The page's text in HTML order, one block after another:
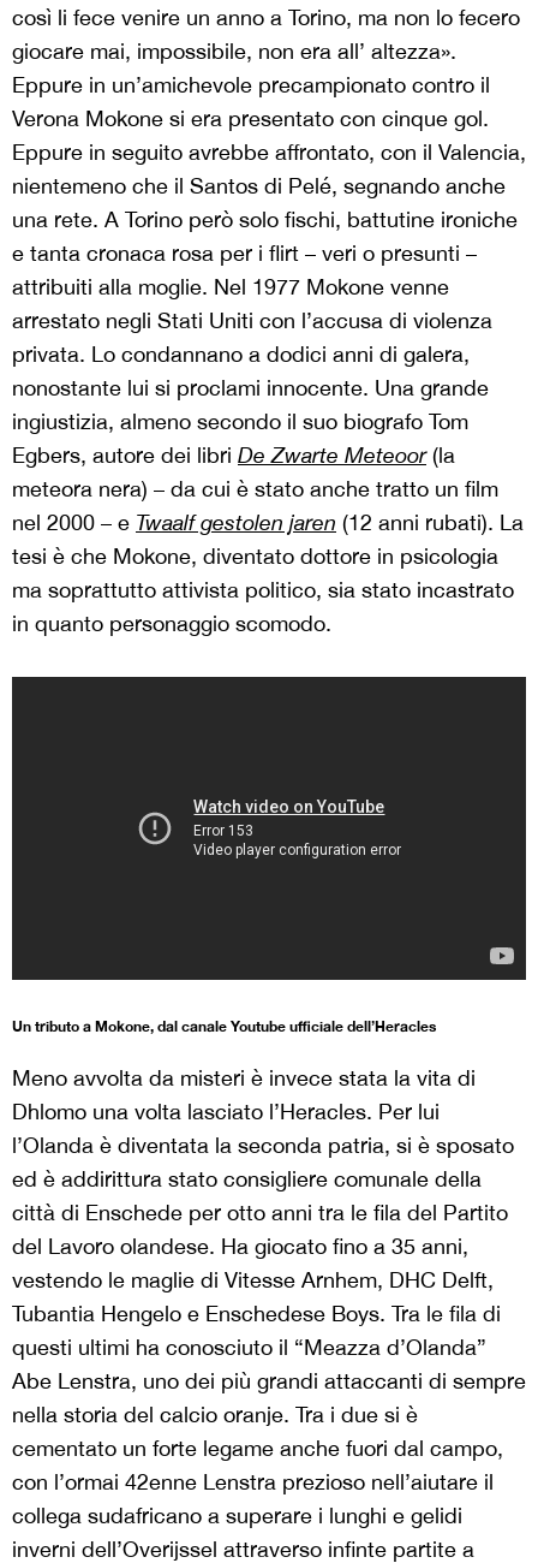
così li fece venire un anno a Torino, ma non lo fecero
giocare mai, impossibile, non era all’ altezza».
Eppure in un’amichevole precampionato contro il
Verona Mokone si era presentato con cinque gol.
Eppure in seguito avrebbe affrontato, con il Valencia,
nientemeno che il Santos di Pelé, segnando anche
una rete. A Torino però solo fischi, battutine ironiche
e tanta cronaca rosa per i flirt – veri o presunti –
attribuiti alla moglie. Nel 1977 Mokone venne
arrestato negli Stati Uniti con l’accusa di violenza
privata. Lo condannano a dodici anni di galera,
nonostante lui si proclami innocente. Una grande
ingiustizia, almeno secondo il suo biografo Tom
Egbers, autore dei libri De Zwarte Meteoor(la
meteora nera) – da cui è stato anche tratto un film
nel 2000 – e Twaalf gestolen jaren (12 anni rubati). La
tesi è che Mokone, diventato dottore in psicologia
ma soprattutto attivista politico, sia stato incastrato
in quanto personaggio scomodo.
Un tributo a Mokone, dal canale Youtube ufficiale dell’Heracles
Meno avvolta da misteri è invece stata la vita di
Dhlomo una volta lasciato l’Heracles. Per lui
l’Olanda è diventata la seconda patria, si è sposato
ed è addirittura stato consigliere comunale della
città di Enschede per otto anni tra le fila del Partito
del Lavoro olandese. Ha giocato fino a 35 anni,
vestendo le maglie di Vitesse Arnhem, DHC Delft,
Tubantia Hengelo e Enschedese Boys. Tra le fila di
questi ultimi ha conosciuto il “Meazza d’Olanda”
Abe Lenstra, uno dei più grandi attaccanti di sempre
nella storia del calcio oranje. Tra i due si è
cementato un forte legame anche fuori dal campo,
con l’ormai 42enne Lenstra prezioso nell’aiutare il
collega sudafricano a superare i lunghi e gelidi
inverni dell’Overijssel attraverso infinte partite a